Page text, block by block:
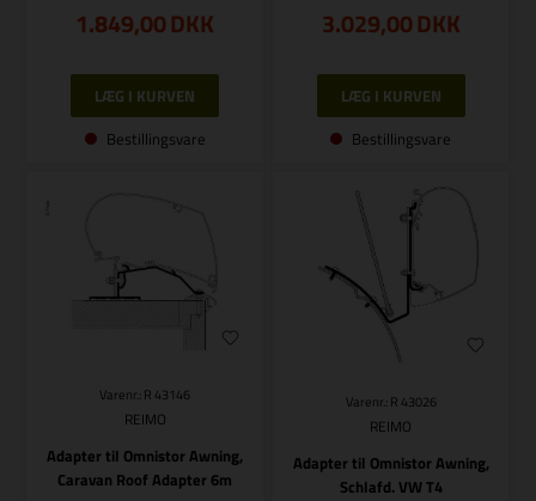
1.849,00DKK
Bestillingsvare
3.029,00DKK
Bestillingsvare
Varenr.: R 43146
REIMO
Adapter til Omnistor Awning,
Caravan Roof Adapter 6m
Varenr.: R 43026
REIMO
Adapter til Omnistor Awning,
Schlafd. VW T4